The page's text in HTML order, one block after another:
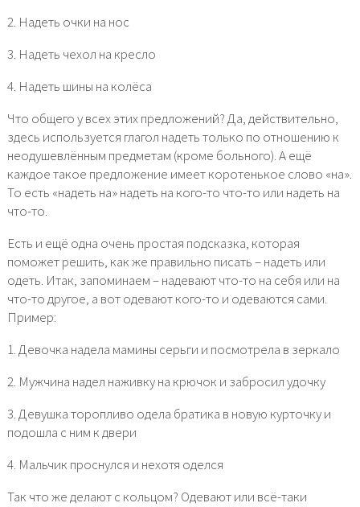
2. Надеть очки на нос
3. Надеть чехол на кресло
4. Надеть шины на колёса
Что общего у всех этих предложений? Да, действительно,
здесь используется глагол надеть только по отношению к
неодушевлённым предметам (кроме больного). А ещё
каждое такое предложение имеет коротенькое слово «на».
То есть «надеть на» надеть на кого-то что-то или надеть на
что-то.
Есть и ещё одна очень простая подсказка, которая
поможет решить, как же правильно писать – надеть или
одеть. Итак, запоминаем – надевают что-то на себя или на
что-то другое, а вот одевают кого-то и одеваются сами.
Пример:
1. Девочка надела мамины серьги и посмотрела в зеркало
2. Мужчина надел наживку на крючок и забросил удочку
3. Девушка торопливо одела братика в новую курточку и
подошла с ним к двери
4. Мальчик проснулся и нехотя оделся
Так что же делают с кольцом? Одевают или всё-таки